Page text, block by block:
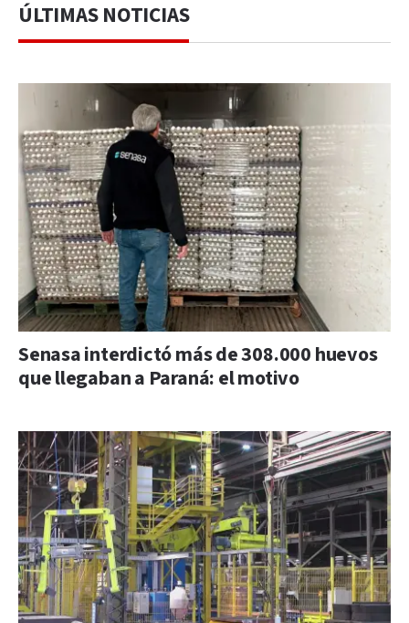
ÚLTIMAS NOTICIAS
Senasa interdictó más de 308.000 huevos
que llegaban a Paraná: el motivo